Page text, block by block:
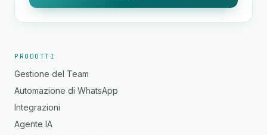
PRODOTTI
Gestione del Team
Automazione di WhatsApp
Integrazioni
Agente IA